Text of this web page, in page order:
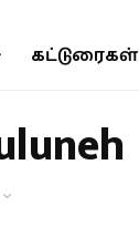
கட்டுரைகள்